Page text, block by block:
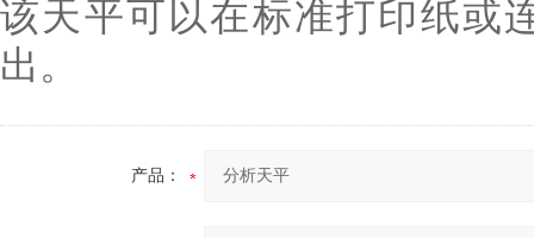
该天平可以在标准打印纸或
出。
产品：